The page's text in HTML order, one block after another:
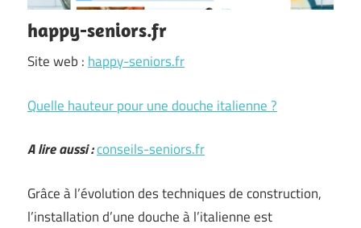
happy-seniors.fr
Site web :happy-seniors.fr
Quelle hauteur pour une douche italienne ?
A lire aussi :conseils-seniors.fr
Grâce à l’évolution des techniques de construction,
l’installation d’une douche à l’italienne est